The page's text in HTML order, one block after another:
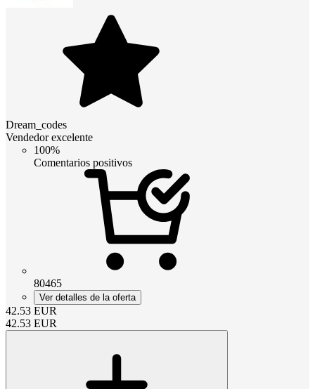
Dream_codes
Vendedor excelente
100%
Comentarios positivos
80465
Ver detalles de la oferta
42.53 EUR
42.53 EUR